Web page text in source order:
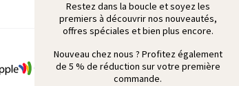
Restez dans la boucle et soyez les
premiers à découvrir nos nouveautés,
offres spéciales et bien plus encore.
Nouveau chez nous ? Profitez également
de 5 % de réduction sur votre première
commande.